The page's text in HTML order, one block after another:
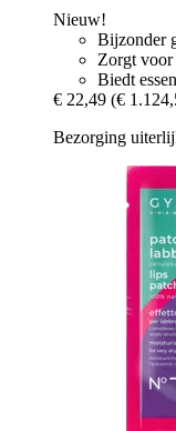
Nieuw!
Bijzonder
Zorgt voor
Biedt
€ 22,49 (€
Bezorging